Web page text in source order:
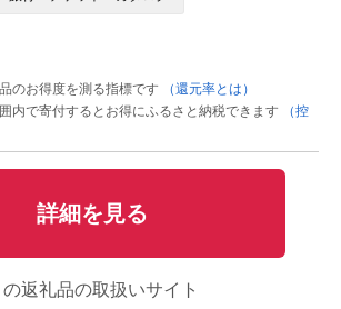
のお得度を測る指標です
（還元率とは）
内で寄付するとお得にふるさと納税できます
（控
詳細を見る
の返礼品の取扱いサイト